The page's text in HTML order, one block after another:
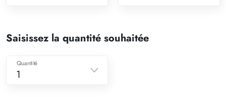
Saisissez la quantité souhaitée
1
Quantité